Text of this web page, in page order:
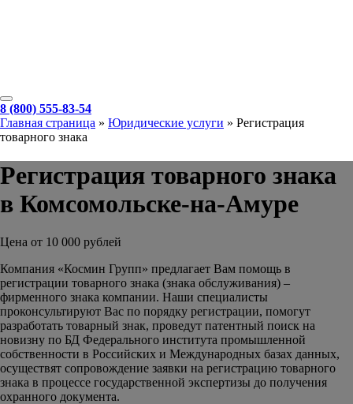
8 (800) 555-83-54
Главная страница » Юридические услуги » Регистрация
товарного знака
Регистрация товарного знака
в Комсомольске-на-Амуре
Цена от 10 000 рублей
Компания «Космин Групп» предлагает Вам помощь в
регистрации товарного знака (знака обслуживания) –
фирменного знака компании. Наши специалисты
проконсультируют Вас по порядку регистрации, помогут
разработать товарный знак, проведут патентный поиск на
новизну по БД Федерального института промышленной
собственности в Российских и Международных базах данных,
осуществят сопровождение заявки на регистрацию товарного
знака в процессе государственной экспертизы до получения
охранного документа.